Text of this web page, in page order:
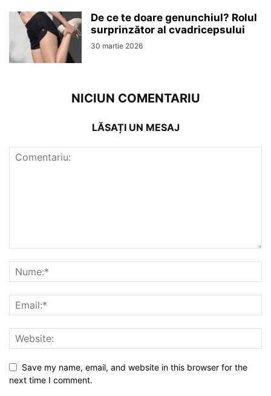
De ce te doare genunchiul? Rolul
surprinzător al cvadricepsului
30 martie 2026
NICIUN COMENTARIU
LĂSAȚI UN MESAJ
Save my name, email, and website in this browser for the
next time I comment.